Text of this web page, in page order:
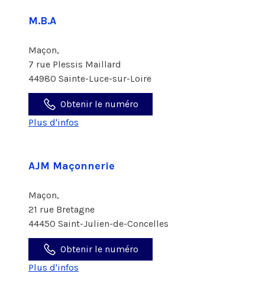
M.B.A
Maçon,
7 rue Plessis Maillard
44980 Sainte-Luce-sur-Loire
Obtenir le numéro
Plus d'infos
AJM Maçonnerie
Maçon,
21 rue Bretagne
44450 Saint-Julien-de-Concelles
Obtenir le numéro
Plus d'infos